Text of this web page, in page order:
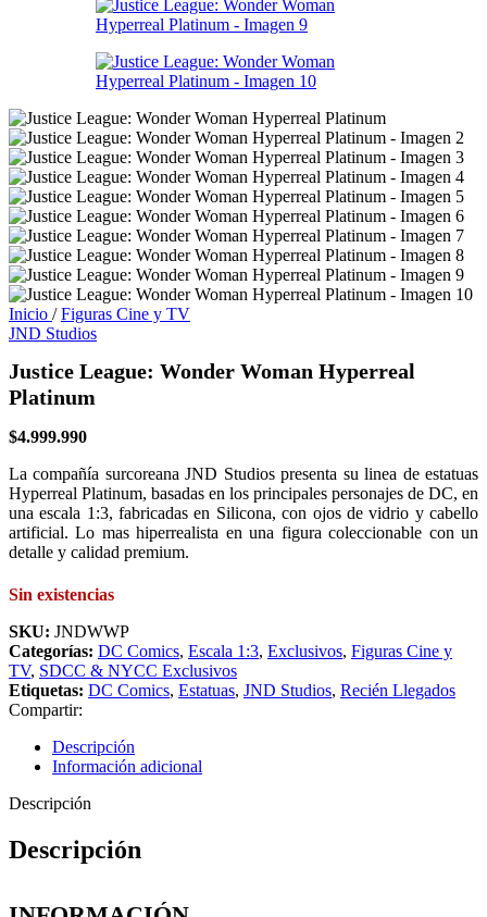
Inicio / Figuras Cine y TV
JND Studios
Justice League: Wonder Woman Hyperreal
Platinum
$4.999.990
La compañía surcoreana JND Studios presenta su linea de estatuas
Hyperreal Platinum, basadas en los principales personajes de DC, en
una escala 1:3, fabricadas en Silicona, con ojos de vidrio y cabello
artificial. Lo mas hiperrealista en una figura coleccionable con un
detalle y calidad premium.
Sin existencias
SKU: JNDWWP
Categorías: DC Comics, Escala 1:3, Exclusivos, Figuras Cine y
TV, SDCC & NYCC Exclusivos
Etiquetas: DC Comics, Estatuas, JND Studios, Recién Llegados
Compartir:
Descripción
Información adicional
Descripción
Descripción